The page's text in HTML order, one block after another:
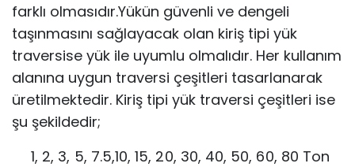
farklı olmasıdır.Yükün güvenli ve dengeli
taşınmasını sağlayacak olan kiriş tipi yük
traversise yük ile uyumlu olmalıdır. Her kullanım
alanına uygun traversi çeşitleri tasarlanarak
üretilmektedir. Kiriş tipi yük traversi çeşitleri ise
şu şekildedir;
1, 2, 3, 5, 7.5,10, 15, 20, 30, 40, 50, 60, 80 Ton